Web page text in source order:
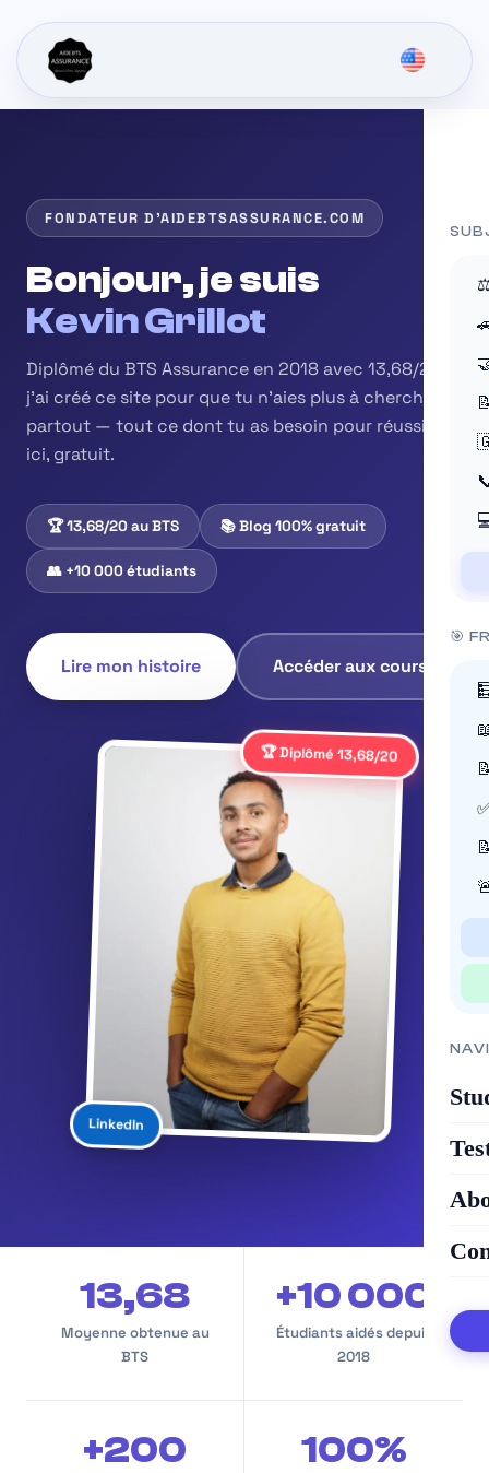
🎯
FONDATEUR D'AIDEBTSASSURANCE.COM
Bonjour, je suis
Kevin Grillot
Diplômé du BTS Assurance en 2018 avec 13,68/20,
j'ai créé ce site pour que tu n'aies plus à chercher
partout — tout ce dont tu as besoin pour réussir est
ici, gratuit.
🏆 13,68/20 au BTS 📚 Blog 100% gratuit
👥 +10 000 étudiants
Lire mon histoire Accéder aux cours
🏆 Diplômé 13,68/20
LinkedIn
13,68
Moyenne obtenue au
BTS
+10 000
Étudiants aidés depuis
2018
+200 100%